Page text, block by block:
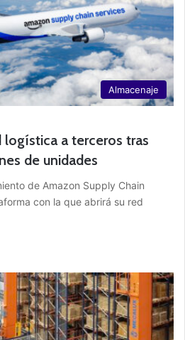
Almacenaje
logística a terceros tras
de unidades
de Amazon Supply Chain
con la que abrirá su red